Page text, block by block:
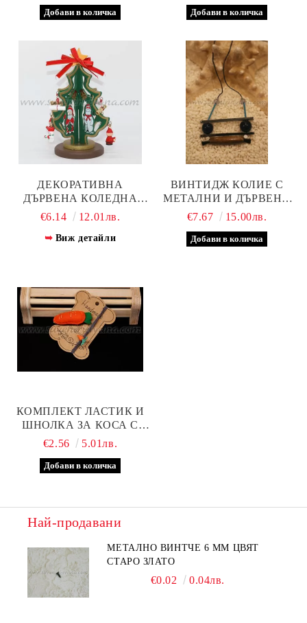
ДЕКОРАТИВНА
ДЪРВЕНА КОЛЕДНА
ЕЛХА С КЪСМЕТЧЕТА
€6.14 12.01лв.
Виж детайли
ВИНТИДЖ КОЛИЕ С
МЕТАЛНИ И ДЪРВЕНИ
ЕЛЕМЕНТИ И МЪНИСТА
€7.67 15.00лв.
КОМПЛЕКТ ЛАСТИК И
ШНОЛКА ЗА КОСА С
МОРКОВЧЕ, МОДЕЛ ДВЕ
€2.56 5.01лв.
Най-продавани
МЕТАЛНО ВИНТЧЕ 6 ММ ЦВЯТ
СТАРО ЗЛАТО
€0.02 0.04лв.